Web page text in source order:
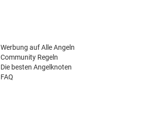
Werbung auf Alle Angeln
Community Regeln
Die besten Angelknoten
FAQ